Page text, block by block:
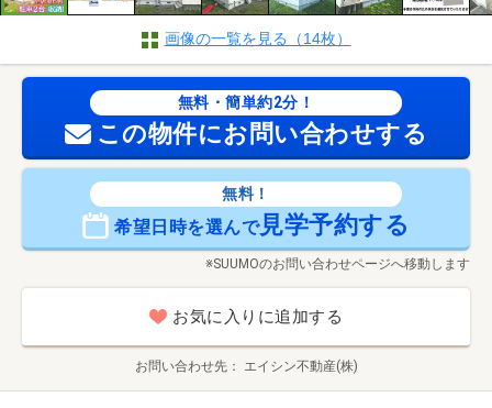
画像の一覧を見る（14枚）
無料・簡単約2分！
この物件にお問い合わせする
無料！
希望日時を選んで見学予約する
※SUUMOのお問い合わせページへ移動します
お気に入りに追加する
お問い合わせ先 エイシン不動産(株)